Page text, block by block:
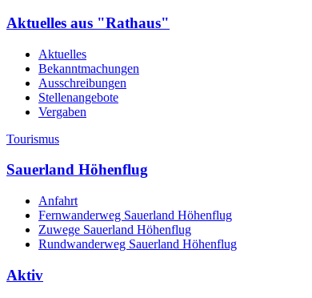
Aktuelles aus "Rathaus"
Aktuelles
Bekanntmachungen
Ausschreibungen
Stellenangebote
Vergaben
Tourismus
Sauerland Höhenflug
Anfahrt
Fernwanderweg Sauerland Höhenflug
Zuwege Sauerland Höhenflug
Rundwanderweg Sauerland Höhenflug
Aktiv